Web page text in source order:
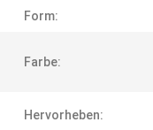
Form:
Farbe:
Hervorheben: